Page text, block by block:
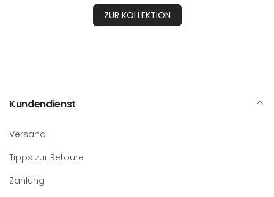
ZUR KOLLEKTION
Kundendienst
Versand
Tipps zur Retoure
Zahlung